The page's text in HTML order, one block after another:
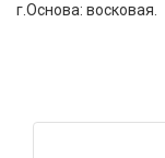
г.Основа: восковая.